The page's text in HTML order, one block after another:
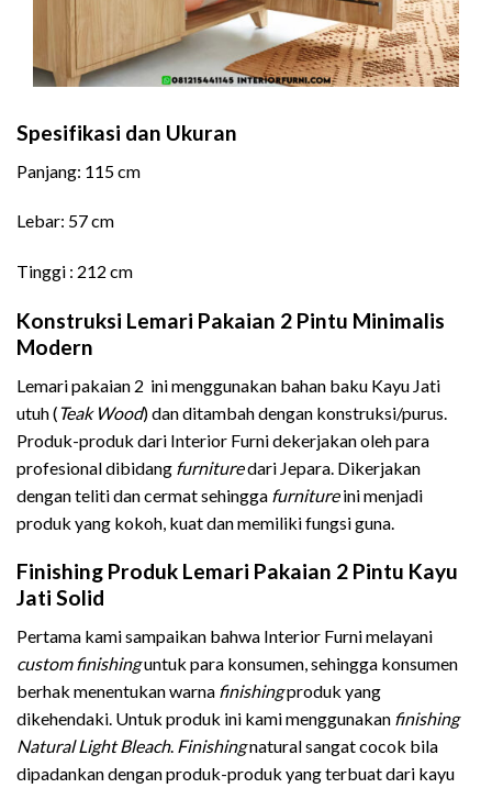
Spesifikasi dan Ukuran
Panjang: 115 cm
Lebar: 57 cm
Tinggi : 212 cm
Konstruksi Lemari Pakaian 2 Pintu Minimalis
Modern
Lemari pakaian 2 ini menggunakan bahan baku Kayu Jati
utuh (Teak Wood) dan ditambah dengan konstruksi/purus.
Produk-produk dari Interior Furni dekerjakan oleh para
profesional dibidang furnituredari Jepara. Dikerjakan
dengan teliti dan cermat sehingga furnitureini menjadi
produk yang kokoh, kuat dan memiliki fungsi guna.
Finishing Produk Lemari Pakaian 2 Pintu Kayu
Jati Solid
Pertama kami sampaikan bahwa Interior Furni melayani
custom finishinguntuk para konsumen, sehingga konsumen
berhak menentukan warna finishingproduk yang
dikehendaki. Untuk produk ini kami menggunakan finishing
Natural Light Bleach. Finishingnatural sangat cocok bila
dipadankan dengan produk-produk yang terbuat dari kayu